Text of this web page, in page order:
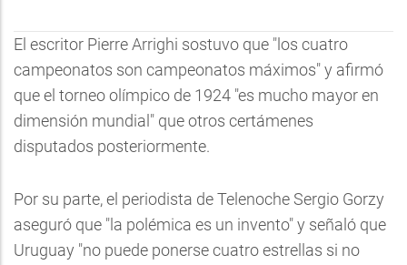
El escritor Pierre Arrighi sostuvo que "los cuatro
campeonatos son campeonatos máximos" y afirmó
que el torneo olímpico de 1924 "es mucho mayor en
dimensión mundial" que otros certámenes
disputados posteriormente.
Por su parte, el periodista de Telenoche Sergio Gorzy
aseguró que "la polémica es un invento" y señaló que
Uruguay "no puede ponerse cuatro estrellas si no